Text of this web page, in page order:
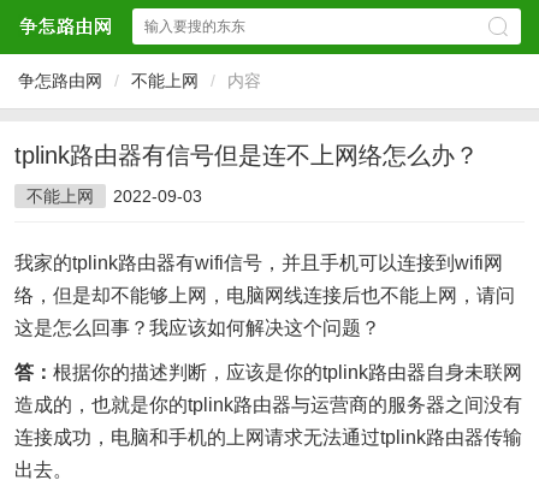
争怎路由网 / 不能上网 / 内容
tplink路由器有信号但是连不上网络怎么办？
不能上网 2022-09-03
我家的tplink路由器有wifi信号，并且手机可以连接到wifi网
络，但是却不能够上网，电脑网线连接后也不能上网，请问
这是怎么回事？我应该如何解决这个问题？
答： 根据你的描述判断，应该是你的tplink路由器自身未联网
造成的，也就是你的tplink路由器与运营商的服务器之间没有
连接成功，电脑和手机的上网请求无法通过tplink路由器传输
出去。